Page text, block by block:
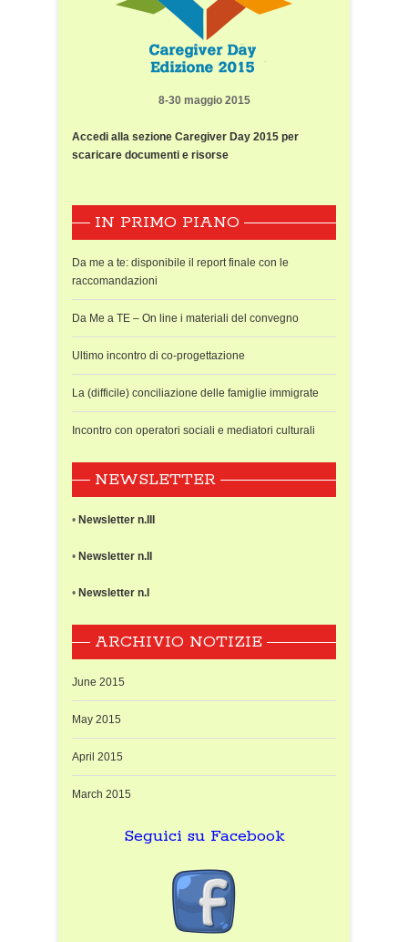
8-30 maggio 2015
Accedi alla sezione Caregiver Day 2015 per
scaricare documenti e risorse
IN PRIMO PIANO
Da me a te: disponibile il report finale con le
raccomandazioni
Da Me a TE – On line i materiali del convegno
Ultimo incontro di co-progettazione
La (difficile) conciliazione delle famiglie immigrate
Incontro con operatori sociali e mediatori culturali
NEWSLETTER
• Newsletter n.III
• Newsletter n.II
• Newsletter n.I
ARCHIVIO NOTIZIE
June 2015
May 2015
April 2015
March 2015
Seguici su Facebook